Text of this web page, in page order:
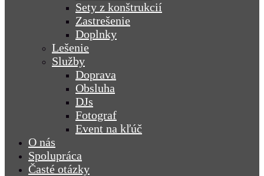
Sety z konštrukcií
Zastrešenie
Doplnky
Lešenie
Služby
Doprava
Obsluha
DJs
Fotograf
Event na kľúč
O nás
Spolupráca
Časté otázky